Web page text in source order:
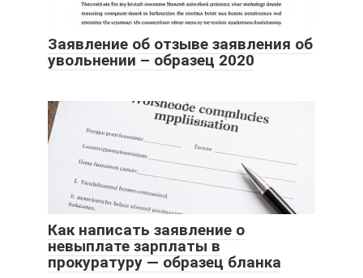
Заявление об отзыве заявления об
увольнении – образец 2020
Как написать заявление о
невыплате зарплаты в
прокуратуру — образец бланка